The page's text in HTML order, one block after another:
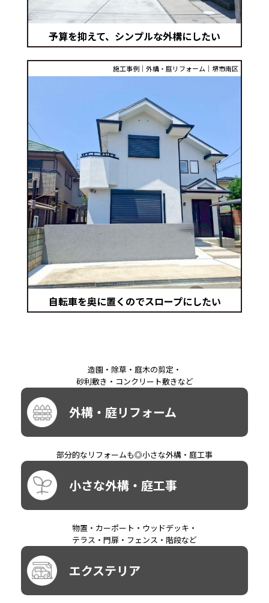
予算を抑えて、シンプルな外構にしたい
施工事例│外構・庭リフォーム│堺市南区
自転車を奥に置くのでスロープにしたい
造園・除草・庭木の剪定・
砂利敷き・コンクリート敷きなど
外構・庭リフォーム
部分的なリフォームも◎小さな外構・庭工事
小さな外構・庭工事
物置・カーポート・ウッドデッキ・
テラス・門扉・フェンス・階段など
エクステリア